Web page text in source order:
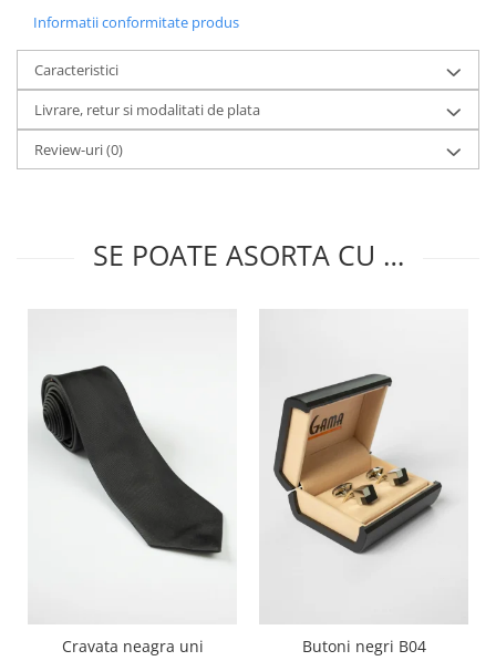
Informatii conformitate produs
Caracteristici
Livrare, retur si modalitati de plata
Review-uri(0)
SE POATE ASORTA CU …
Cravata neagra uni
Butoni negri B04